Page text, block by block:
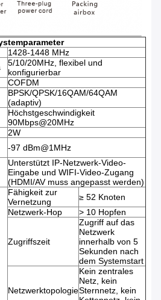
1428-1448 MHz
5/10/20MHz, flexibel und
konfigurierbar
COFDM
BPSK/QPSK/16QAM/64QAM
(adaptiv)
Höchstgeschwindigkeit
90Mbps@20MHz
2W
-97 dBm@1MHz
Unterstützt IP-Netzwerk-Video-
Eingabe und WIFI-Video-Zugang
(HDMI/AV muss angepasst werden)
Fähigkeit zur
Vernetzung
≥ 52 Knoten
Netzwerk-Hop
> 10 Hopfen
Zugriffszeit
Zugriff auf das
Netzwerk
innerhalb von 5
Sekunden nach
dem Systemstart
Netzwerktopologie
Kein zentrales
Netz, kein
Sternnetz, kein